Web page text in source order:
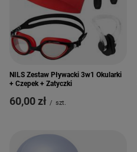
NILS Zestaw Pływacki 3w1 Okularki
+ Czepek + Zatyczki
60,00 zł / szt.